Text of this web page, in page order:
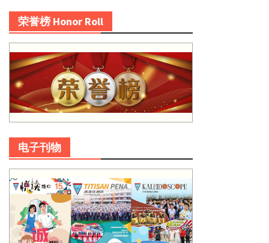
荣誉榜 Honor Roll
电子刊物